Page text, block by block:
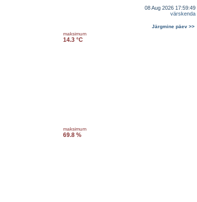
08 Aug 2026 17:59:49
värskenda
Järgmine päev >>
maksimum
14.3 °C
maksimum
69.8 %